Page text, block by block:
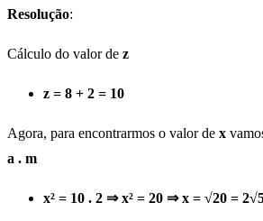
Resolução:
Cálculo do valor de z
z = 8 + 2 = 10
Agora, para encontrarmos o valor de x
a . m
x² = 10 . 2 ⇒ x² = 20 ⇒ x = √20 =